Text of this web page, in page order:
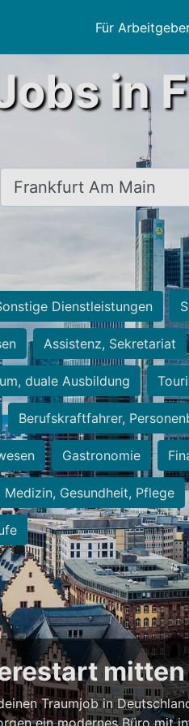
Für
in
Ort, Stadt
Dienstleistungen
Assistenz, Sekretariat
duale Ausbildung
Berufskraftfahrer,
Gastronomie
Medizin, Gesundheit, Pflege
mitten
Traumjob in